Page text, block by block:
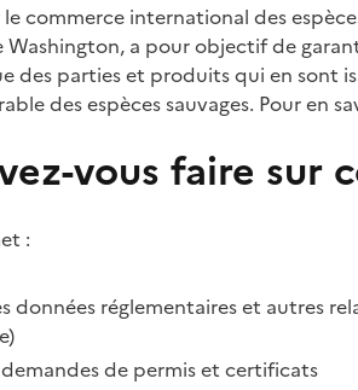
commerce international des
a pour objectif de
des parties et produits qui en sont
des espèces sauvages. Pour en
vous faire sur
:
données réglementaires et autres
de permis et certificats